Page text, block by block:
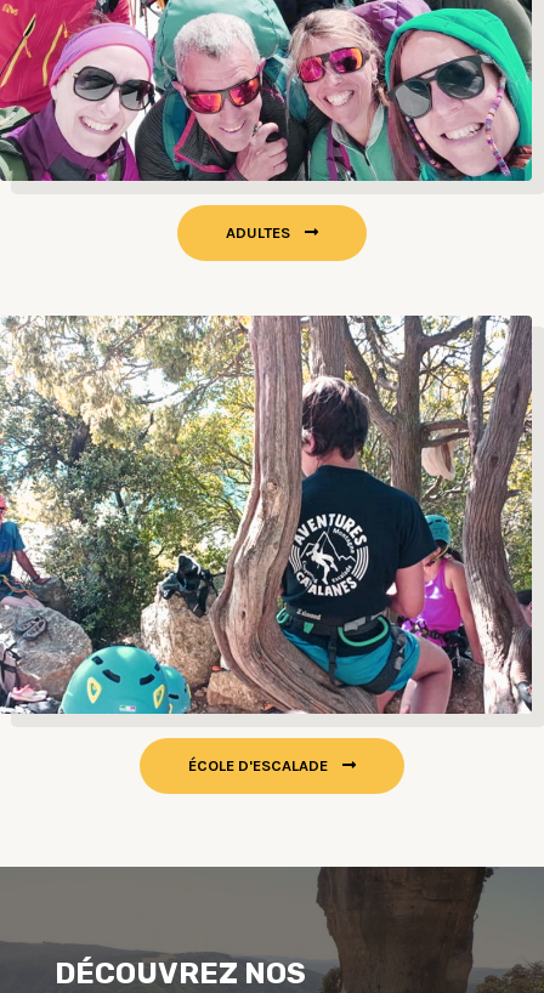
ADULTES
ÉCOLE D'ESCALADE
DÉCOUVREZ NOS